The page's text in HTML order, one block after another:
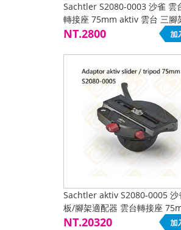
Sachtler S2080-0003 沙雀 雲
轉接座 75mm aktiv 雲台 三腳
器 轉接 腳架 滑軌
NT.2800
Sachtler aktiv S2080-0005 沙
板/腳架適配器 雲台轉接座
接座 線性滑軌 水平儀
NT.20320